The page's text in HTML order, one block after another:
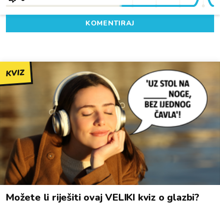
KOMENTIRAJ
KVIZ
Možete li riješiti ovaj VELIKI kviz o glazbi?